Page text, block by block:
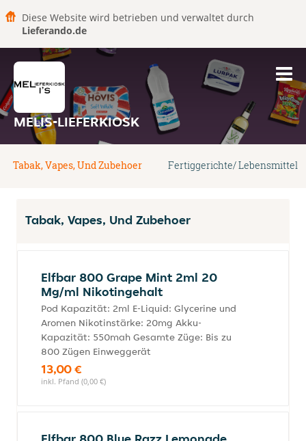
Diese Website wird betrieben und verwaltet durch
Lieferando.de
MELIS-LIEFERKIOSK
Tabak, Vapes, Und Zubehoer Fertiggerichte/ Lebensmittel
Tabak, Vapes, Und Zubehoer
Elfbar 800 Grape Mint 2ml 20
Mg/ml Nikotingehalt
Pod Kapazität: 2ml E-Liquid: Glycerine und
Aromen Nikotinstärke: 20mg Akku-
Kapazität: 550mah Gesamte Züge: Bis zu
800 Zügen Einweggerät
13,00 €
inkl. Pfand (0,00 €)